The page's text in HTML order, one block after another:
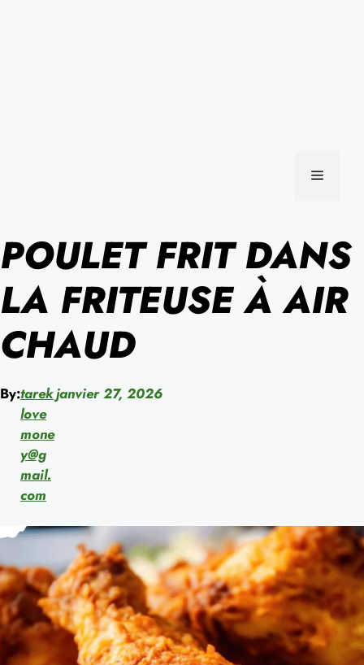
MENU
POULET FRIT DANS
LA FRITEUSE À AIR
CHAUD
By:tarek
love
mone
y@g
mail.
com
janvier 27, 2026